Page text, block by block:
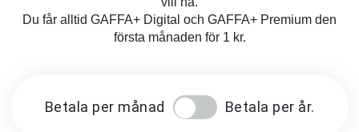
Du får alltid GAFFA+ Digital och GAFFA+ Premium den
första månaden för 1 kr.
Betala per månad Betala per år.